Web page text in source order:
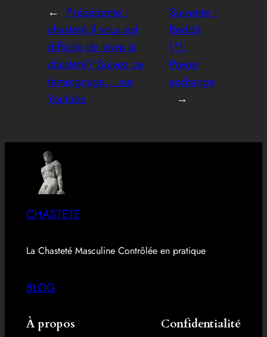
← Précédente :
chasteté,Il vous est
difficile de vivre la
chasteté? Suivez ce
témoignage… sur
Youtube
Suivante :
Reddit
(*):
Power
exchange
→
CHASTETE
La Chasteté Masculine Contrôlée en pratique
BLOG
À propos Confidentialité